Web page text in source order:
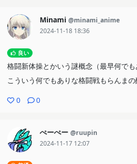
Minami @minami_anime
2024-11-18 18:36
良い
格闘新体操とかいう謎概念（最早何でも
こういう何でもありな格闘戦もらんまの
0 0
ぺーぺー @ruupin
2024-11-17 12:07